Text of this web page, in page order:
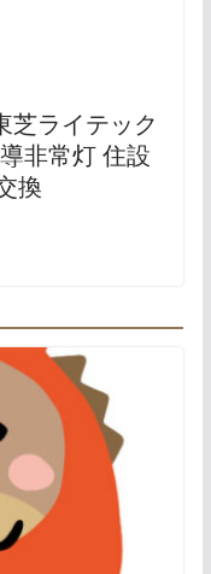
芝ライテック
非常灯 住設
換